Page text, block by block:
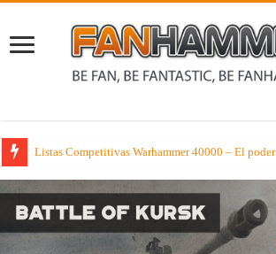
Cae en la tentación de los Dioses del Caos en